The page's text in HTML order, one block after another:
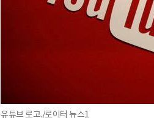
유튜브 로고./로이터 뉴스1